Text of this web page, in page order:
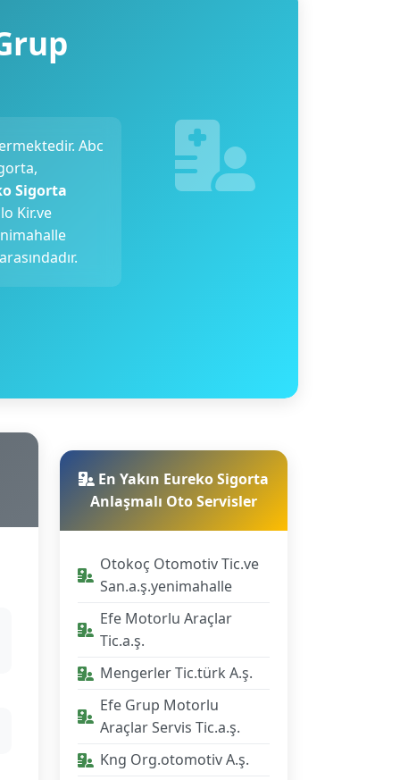
Abc
Sigorta
Kir.ve
En Yakın Eureko Sigorta
Anlaşmalı Oto Servisler
Otokoç Otomotiv Tic.ve
San.a.ş.yenimahalle
Efe Motorlu Araçlar
Tic.a.ş.
Mengerler Tic.türk A.ş.
Efe Grup Motorlu
Araçlar Servis Tic.a.ş.
Kng Org.otomotiv A.ş.